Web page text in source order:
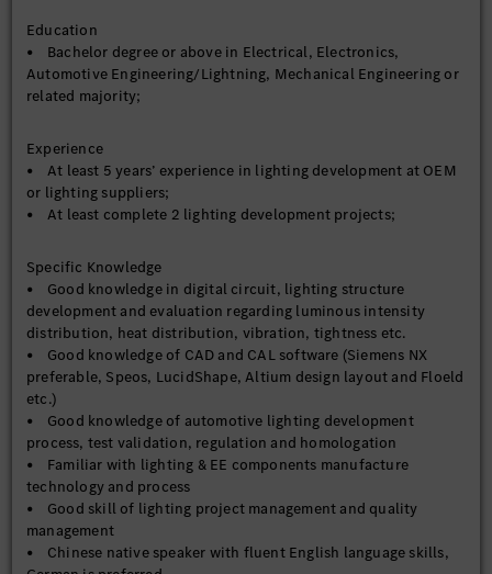
Education
• Bachelor degree or above in Electrical, Electronics,
Automotive Engineering/Lightning, Mechanical Engineering or
related majority;
Experience
• At least 5 years’ experience in lighting development at OEM
or lighting suppliers;
• At least complete 2 lighting development projects;
Specific Knowledge
• Good knowledge in digital circuit, lighting structure
development and evaluation regarding luminous intensity
distribution, heat distribution, vibration, tightness etc.
• Good knowledge of CAD and CAL software (Siemens NX
preferable, Speos, LucidShape, Altium design layout and Floeld
etc.)
• Good knowledge of automotive lighting development
process, test validation, regulation and homologation
• Familiar with lighting & EE components manufacture
technology and process
• Good skill of lighting project management and quality
management
• Chinese native speaker with fluent English language skills,